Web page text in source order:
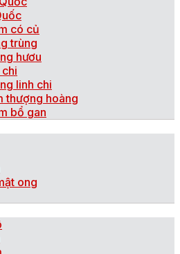
có củ
trùng
hươu
linh chi
thượng hoàng
bổ gan
ong